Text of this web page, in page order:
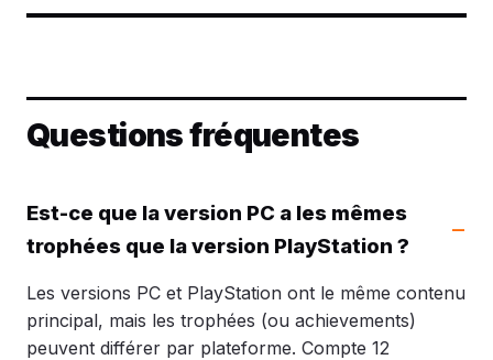
Questions fréquentes
Est-ce que la version PC a les mêmes
trophées que la version PlayStation ?
Les versions PC et PlayStation ont le même contenu
principal, mais les trophées (ou achievements)
peuvent différer par plateforme. Compte 12